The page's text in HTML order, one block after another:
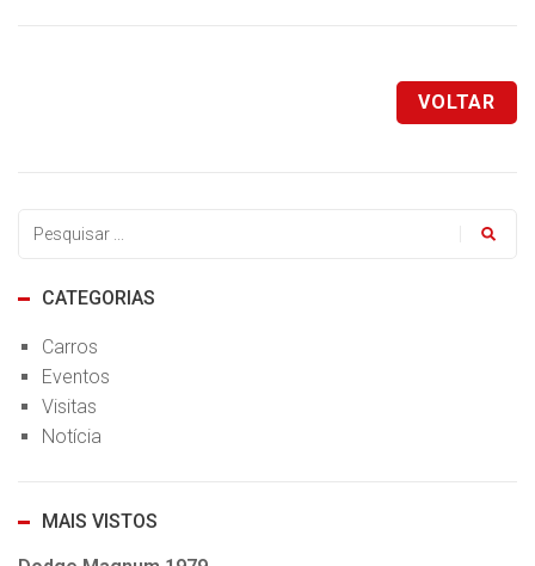
VOLTAR
CATEGORIAS
Carros
Eventos
Visitas
Notícia
MAIS VISTOS